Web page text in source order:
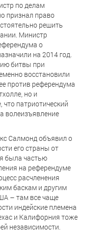
по делам
признал право
решить
Министр
о
на 2014 год.
битвы при
восстановили
против референдума
но и
патриотический
волеизъявление
Салмонд объявил о
его страны от
была частью
на референдуме
расчленения
баскам и другим
– там все чаще
индейские племена
и Калифорния тоже
независимости.